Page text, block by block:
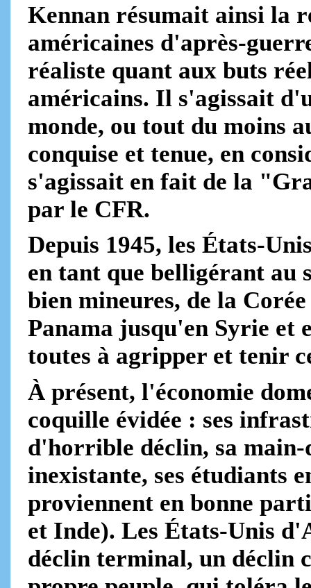
Kennan résumait ainsi la
américaines d'après-
réaliste quant aux buts
américains. Il s'agissait
monde, ou tout du moins
conquise et tenue, en
s'agissait en fait de la
par le CFR.
Depuis 1945, les États-
en tant que belligérant au
bien mineures, de la
Panama jusqu'en Syrie et
toutes à agripper et tenir
À présent, l'économie
coquille évidée : ses
d'horrible déclin, sa
inexistante, ses étudiants
proviennent en bonne
et Inde). Les États-Unis
déclin terminal, un déclin